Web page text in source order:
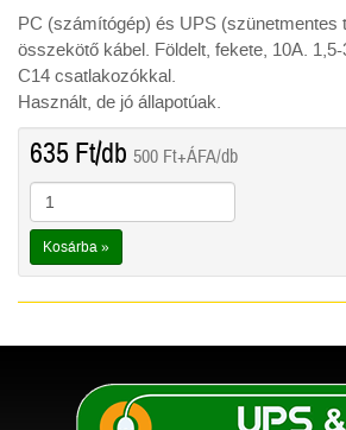
PC (számítógép) és UPS (szünetmentes
összekötő kábel. Földelt, fekete, 10A.
C14 csatlakozókkal.
Használt, de jó állapotúak.
635Ft/db 500 Ft+ÁFA/db
Kosárba »